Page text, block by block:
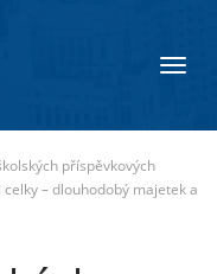
příspěvkových
– dlouhodobý majetek a